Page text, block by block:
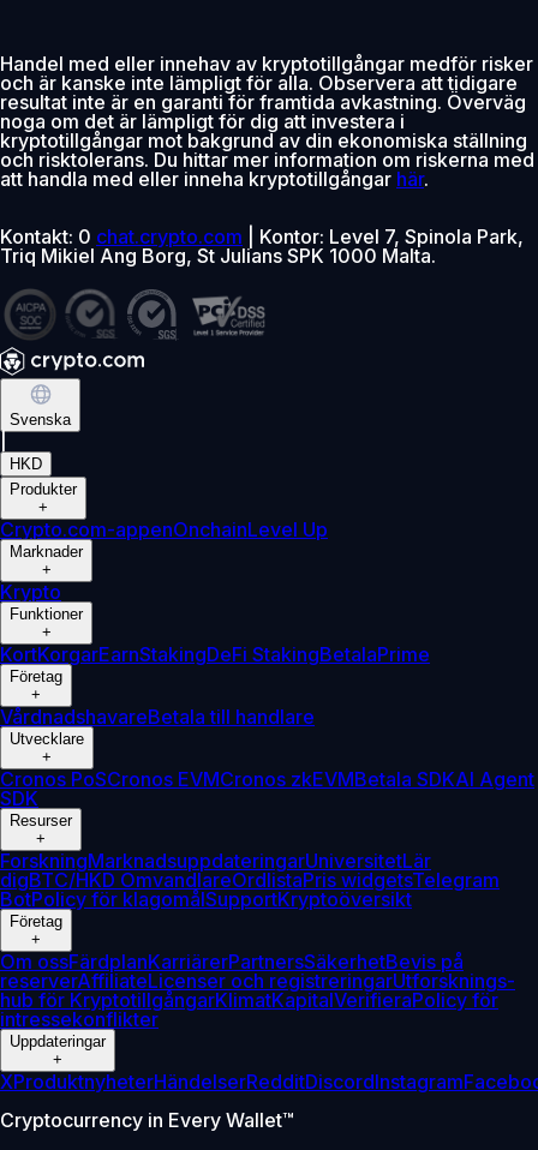
Handel med eller innehav av kryptotillgångar medför risker
och är kanske inte lämpligt för alla. Observera att tidigare
resultat inte är en garanti för framtida avkastning. Överväg
noga om det är lämpligt för dig att investera i
kryptotillgångar mot bakgrund av din ekonomiska ställning
och risktolerans. Du hittar mer information om riskerna med
att handla med eller inneha kryptotillgångar här.
Kontakt: 0 chat.crypto.com | Kontor: Level 7, Spinola Park,
Triq Mikiel Ang Borg, St Julians SPK 1000 Malta.
Svenska
HKD
Produkter
+
Crypto.com-appenOnchainLevel Up
Marknader
+
Krypto
Funktioner
+
KortKorgarEarnStakingDeFi StakingBetalaPrime
Företag
+
VårdnadshavareBetala till handlare
Utvecklare
+
Cronos PoSCronos EVMCronos zkEVMBetala SDKAI Agent
SDK
Resurser
+
ForskningMarknadsuppdateringarUniversitetLär
digBTC/HKD OmvandlareOrdlistaPris widgetsTelegram
BotPolicy för klagomålSupportKryptoöversikt
Företag
+
Om ossFärdplanKarriärerPartnersSäkerhetBevis på
reserverAffiliateLicenser och registreringarUtforsknings-
hub för KryptotillgångarKlimatKapitalVerifieraPolicy för
intressekonflikter
Uppdateringar
+
XProduktnyheterHändelserRedditDiscordInstagram
Cryptocurrency in Every Wallet™